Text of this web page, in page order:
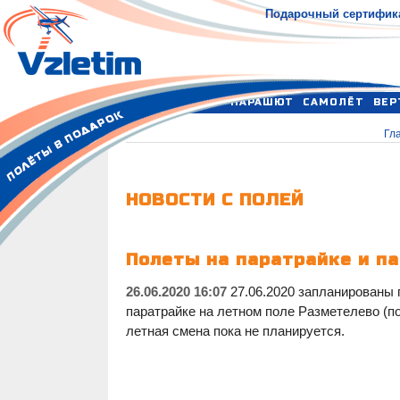
Подарочный
ПАРАШЮТ САМОЛЁТ
НОВОСТИ С ПОЛЕЙ
Полеты на паратрайке и
26.06.2020 16:0727.06.2020 запланированы
паратрайке на летном поле Разметелево
летная смена пока не планируется.